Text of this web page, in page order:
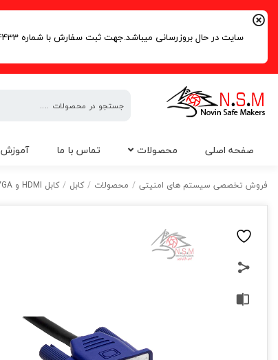
سایت در حال بروزرسانی میباشد.جهت ثبت سفارش با شماره 09044654433 | 02191016261 تماس حاصل فرمایید.
تخصصی
های
امنیتی
صفحه اصلی محصولات تماس با ما آموزش
فروش تخصصی سیستم های امنیتی / محصولات / کابل / کابل HDMI و VGA